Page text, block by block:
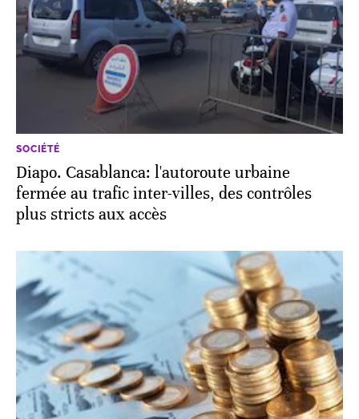
SOCIÉTÉ
Diapo. Casablanca: l'autoroute urbaine
fermée au trafic inter-villes, des contrôles
plus stricts aux accès